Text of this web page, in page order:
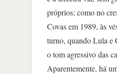
próprios; como no
Covas em 1989, às
turno, quando Lula e
o tom agressivo das
Aparentemente, há